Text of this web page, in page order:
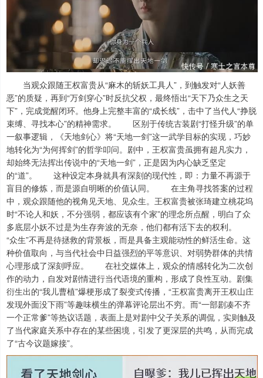
当观众跟随王权富贵从“麻木的斩妖工具人”，到触发对“人妖善
恶”的质疑，再到“万剑穿心”时反抗父权，最终悟出“天下乃众生之天
下”，完成觉醒闭环。他身上完整丰富的“成长线”，击中了当代人“挣脱
束缚、寻找本心”的精神需求。 区别于传统古装剧“打怪升级”的单
一叙事逻辑，《天地剑心》将“天地一剑”这一武学目标的实现，巧妙
地转化为“为何挥剑”的哲学叩问。剧中，王权富贵虽拥有超凡实力，
却始终无法挥出传说中的“天地一剑”，正是因为内心缺乏坚定
的“道”。 这种设定本身就具有深刻的现代性，即：力量不再源于
盲目的修炼，而是源自明晰的价值认同。 在主角寻找答案的过程
中，观众跟随他的视角见天地、见众生。王权富贵被张琦建立桃花坞
时“不论人和妖，不分强弱，都应该有个家”的理念所点醒，明白了众
多底层小妖不过是为生存奔波的无奈，他们都有活下去的权利。
“众生”不再是待拯救的背景板，而是具备主观能动性的鲜活生命。这
种价值取向，与当代社会中日益强烈的平等意识、对弱势群体的共情
心理形成了深刻呼应。 在社交媒体上，观众的情感转化为二次创
作的动力，自发对剧情进行当代语境的重构，形成了良性互动。剧集
衍生出的“我儿曹植”爆梗形成了裂变式传播，“王权富贵离开王权山庄
发现外面没下雨”等趣味横生的弹幕评论层出不穷。而“一部剧凑不齐
一个正常爹”等热议话题，表面上是对剧中父子关系的调侃，实则触及
了当代家庭关系中存在的某些困境，引发了更深层的共鸣，从而完成
了“古今议题嫁接”。